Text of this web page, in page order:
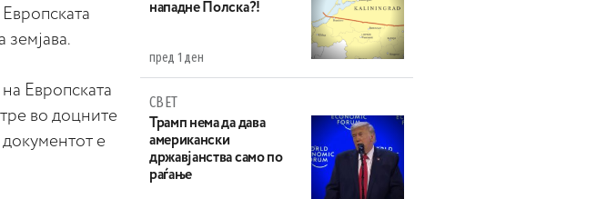
земјава.
Европската
во доцните
е
нападне Полска?!
пред 1 ден
СВЕТ
Трамп нема да дава
американски
државјанства само по
раѓање